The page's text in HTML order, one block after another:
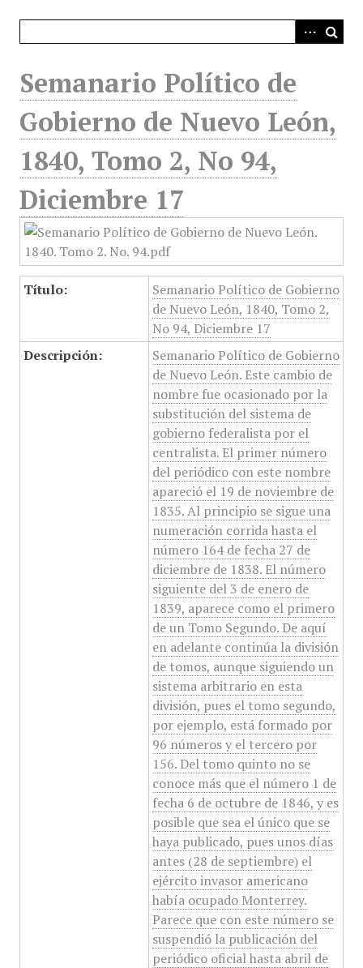
Semanario Político de
Gobierno de Nuevo León,
1840, Tomo 2, No 94,
Diciembre 17
Título:
Semanario Político de Gobierno
de Nuevo León, 1840, Tomo 2,
No 94, Diciembre 17
Descripción:
Semanario Político de Gobierno
de Nuevo León. Este cambio de
nombre fue ocasionado por la
substitución del sistema de
gobierno federalista por el
centralista. El primer número
del periódico con este nombre
apareció el 19 de noviembre de
1835. Al principio se sigue una
numeración corrida hasta el
número 164 de fecha 27 de
diciembre de 1838. El número
siguiente del 3 de enero de
1839, aparece como el primero
de un Tomo Segundo. De aquí
en adelante continúa la división
de tomos, aunque siguiendo un
sistema arbitrario en esta
división, pues el tomo segundo,
por ejemplo, está formado por
96 números y el tercero por
156. Del tomo quinto no se
conoce más que el número 1 de
fecha 6 de octubre de 1846, y es
posible que sea el único que se
haya publicado, pues unos días
antes (28 de septiembre) el
ejército invasor americano
había ocupado Monterrey.
Parece que con este número se
suspendió la publicación del
periódico oficial hasta abril de